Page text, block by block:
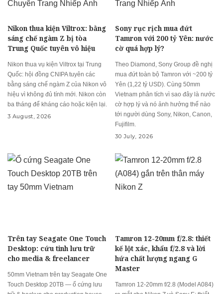
Nikon thua kiện Viltrox: bằng
sáng chế ngàm Z bị tòa
Trung Quốc tuyên vô hiệu
Nikon thua vụ kiện Viltrox tại Trung
Quốc: hội đồng CNIPA tuyên các
bằng sáng chế ngàm Z của Nikon vô
hiệu vì không đủ tính mới. Nikon còn
ba tháng để kháng cáo hoặc kiện lại.
3 August, 2026
Sony rục rịch mua đứt
Tamron với 200 tỷ Yên: nước
cờ quá hợp lý?
Theo Diamond, Sony Group đề nghị
mua đứt toàn bộ Tamron với ~200 tỷ
Yên (1,22 tỷ USD). Cùng 50mm
Vietnam phân tích vì sao đây là nước
cờ hợp lý và nó ảnh hưởng thế nào
tới người dùng Sony, Nikon, Canon,
Fujifilm.
30 July, 2026
Trên tay Seagate One Touch
Desktop: cứu tinh lưu trữ
cho media & freelancer
50mm Vietnam trên tay Seagate One
Touch Desktop 20TB — ổ cứng lưu
Tamron 12-20mm f/2.8: thiết
kế lột xác, khẩu f/2.8 và lời
hứa chất lượng ngang G
Master
Tamron 12-20mm f/2.8 (Model A084)